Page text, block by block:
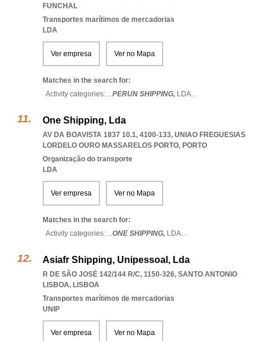
FUNCHAL
Transportes marítimos de mercadorias
LDA
Ver empresa Ver no Mapa
Matches in the search for:
Activity categories: ...PERUN SHIPPING, LDA...
One Shipping, Lda
AV DA BOAVISTA 1837 10.1, 4100-133, UNIAO FREGUESIAS
LORDELO OURO MASSARELOS PORTO, PORTO
Organização do transporte
LDA
Ver empresa Ver no Mapa
Matches in the search for:
Activity categories: ...ONE SHIPPING, LDA...
Asiafr Shipping, Unipessoal, Lda
R DE SÃO JOSÉ 142/144 R/C, 1150-326, SANTO ANTONIO
LISBOA, LISBOA
Transportes marítimos de mercadorias
UNIP
Ver empresa Ver no Mapa